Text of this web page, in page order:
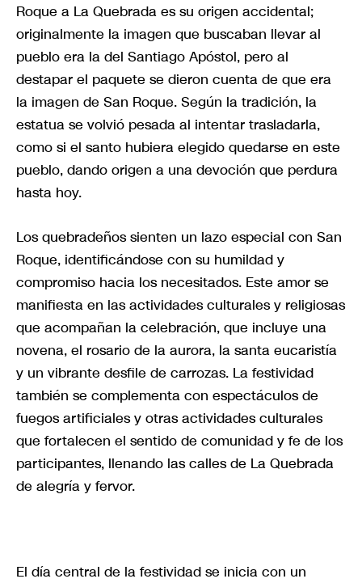
Roque a La Quebrada es su origen accidental;
originalmente la imagen que buscaban llevar al
pueblo era la del Santiago Apóstol, pero al
destapar el paquete se dieron cuenta de que era
la imagen de San Roque. Según la tradición, la
estatua se volvió pesada al intentar trasladarla,
como si el santo hubiera elegido quedarse en este
pueblo, dando origen a una devoción que perdura
hasta hoy.
Los quebradeños sienten un lazo especial con San
Roque, identificándose con su humildad y
compromiso hacia los necesitados. Este amor se
manifiesta en las actividades culturales y religiosas
que acompañan la celebración, que incluye una
novena, el rosario de la aurora, la santa eucaristía
y un vibrante desfile de carrozas. La festividad
también se complementa con espectáculos de
fuegos artificiales y otras actividades culturales
que fortalecen el sentido de comunidad y fe de los
participantes, llenando las calles de La Quebrada
de alegría y fervor.
El día central de la festividad se inicia con un